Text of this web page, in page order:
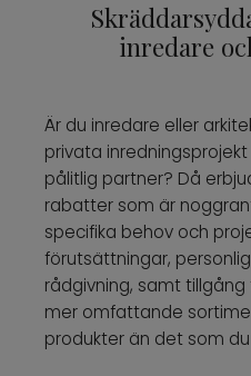
inredare
Är du inredare eller
privata
pålitlig partner? Då
rabatter som är
specifika behov och
förutsättningar,
rådgivning, samt
mer omfattande
produkter än det som